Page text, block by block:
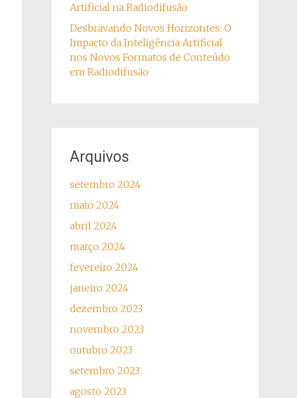
Artificial na Radiodifusão
Desbravando Novos Horizontes: O
Impacto da Inteligência Artificial
nos Novos Formatos de Conteúdo
em Radiodifusão
Arquivos
setembro 2024
maio 2024
abril 2024
março 2024
fevereiro 2024
janeiro 2024
dezembro 2023
novembro 2023
outubro 2023
setembro 2023
agosto 2023